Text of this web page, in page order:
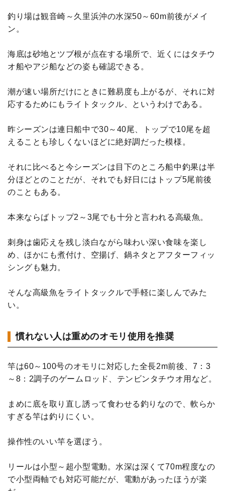
釣り場は観音崎～久里浜沖の水深50～60m前後がメイ
ン。
海底は砂地とツブ根が点在する場所で、近くにはタチウ
オ船やアジ船などの姿も確認できる。
潮が速い場所だけにときに難易度も上がるが、それに対
応するためにもライトタックル、というわけである。
昨シーズンは連日船中で30～40尾、トップで10尾を超
えることも珍しくないほどに絶好調だった模様。
それに比べると今シーズンは目下のところ船中釣果は半
分ほどとのことだが、それでも好日にはトップ5尾前後
のこともある。
本来ならばトップ2～3尾でも十分と言われる高級魚。
刺身は歯応えを残し淡白ながら味わい深い食味を楽し
め、ほかにも煮付け、空揚げ、鍋ネタとアフターフィッ
シングも魅力。
そんな高級魚をライトタックルで手軽に楽しんでみた
い。
慣れない人は重めのオモリ使用を推奨
竿は60～100号のオモリに対応した全長2m前後、7：3
～8：2調子のゲームロッド、テンビンタチウオ用など。
まめに底を取り直し誘って食わせる釣りなので、軟らか
すぎる竿は釣りにくい。
操作性のいい竿を選ぼう。
リールは小型～超小型電動。水深は深くて70m程度なの
で小型両軸でも対応可能だが、電動があったほうが楽